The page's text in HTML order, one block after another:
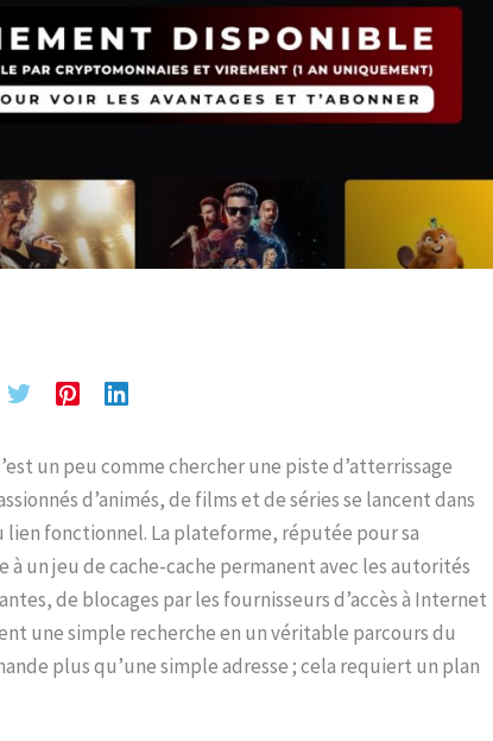
un peu comme chercher une piste d’atterrissage
d’animés, de films et de séries se lancent dans
fonctionnel. La plateforme, réputée pour sa
un jeu de cache-cache permanent avec les autorités
de blocages par les fournisseurs d’accès à Internet
une simple recherche en un véritable parcours du
plus qu’une simple adresse ; cela requiert un plan